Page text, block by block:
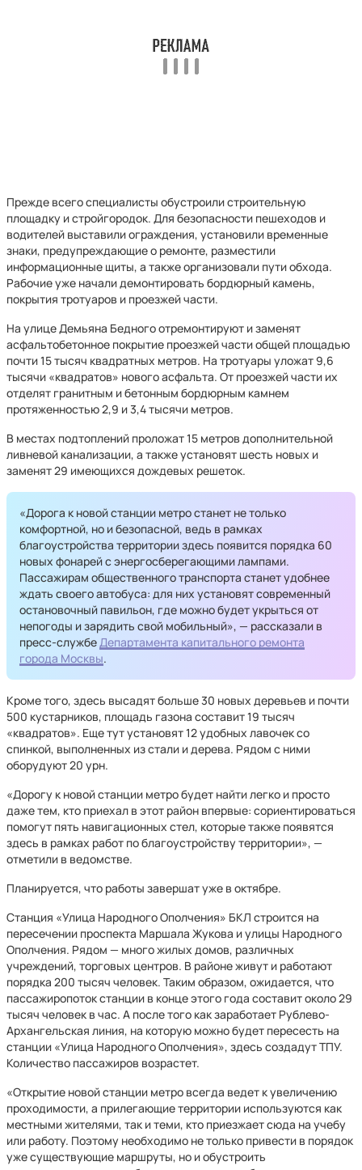
Прежде всего специалисты обустроили строительную
площадку и стройгородок. Для безопасности пешеходов и
водителей выставили ограждения, установили временные
знаки, предупреждающие о ремонте, разместили
информационные щиты, а также организовали пути обхода.
Рабочие уже начали демонтировать бордюрный камень,
покрытия тротуаров и проезжей части.
На улице Демьяна Бедного отремонтируют и заменят
асфальтобетонное покрытие проезжей части общей площадью
почти 15 тысяч квадратных метров. На тротуары уложат 9,6
тысячи «квадратов» нового асфальта. От проезжей части их
отделят гранитным и бетонным бордюрным камнем
протяженностью 2,9 и 3,4 тысячи метров.
В местах подтоплений проложат 15 метров дополнительной
ливневой канализации, а также установят шесть новых и
заменят 29 имеющихся дождевых решеток.
«Дорога к новой станции метро станет не только
комфортной, но и безопасной, ведь в рамках
благоустройства территории здесь появится порядка 60
новых фонарей с энергосберегающими лампами.
Пассажирам общественного транспорта станет удобнее
ждать своего автобуса: для них установят современный
остановочный павильон, где можно будет укрыться от
непогоды и зарядить свой мобильный», — рассказали в
пресс-службеДепартамента капитального ремонта
города Москвы.
Кроме того, здесь высадят больше 30 новых деревьев и почти
500 кустарников, площадь газона составит 19 тысяч
«квадратов». Еще тут установят 12 удобных лавочек со
спинкой, выполненных из стали и дерева. Рядом с ними
оборудуют 20 урн.
«Дорогу к новой станции метро будет найти легко и просто
даже тем, кто приехал в этот район впервые: сориентироваться
помогут пять навигационных стел, которые также появятся
здесь в рамках работ по благоустройству территории», —
отметили в ведомстве.
Планируется, что работы завершат уже в октябре.
Станция «Улица Народного Ополчения» БКЛ строится на
пересечении проспекта Маршала Жукова и улицы Народного
Ополчения. Рядом — много жилых домов, различных
учреждений, торговых центров. В районе живут и работают
порядка 200 тысяч человек. Таким образом, ожидается, что
пассажиропоток станции в конце этого года составит около 29
тысяч человек в час. А после того как заработает Рублево-
Архангельская линия, на которую можно будет пересесть на
станции «Улица Народного Ополчения», здесь создадут ТПУ.
Количество пассажиров возрастет.
«Открытие новой станции метро всегда ведет к увеличению
проходимости, а прилегающие территории используются как
местными жителями, так и теми, кто приезжает сюда на учебу
или работу. Поэтому необходимо не только привести в порядок
уже существующие маршруты, но и обустроить